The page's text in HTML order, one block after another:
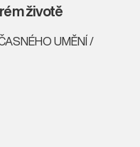
životě
UMĚNÍ /